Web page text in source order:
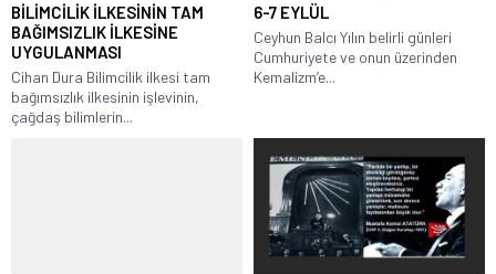
BİLİMCİLİK İLKESİNİN TAM
BAĞIMSIZLIK İLKESİNE
UYGULANMASI
Cihan Dura Bilimcilik ilkesi tam
bağımsızlık ilkesinin işlevinin,
çağdaş bilimlerin...
6-7 EYLÜL
Ceyhun Balcı Yılın belirli günleri
Cumhuriyete ve onun üzerinden
Kemalizm’e...